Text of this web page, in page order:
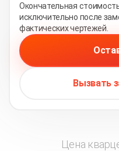
Окончательная
исключительно после
фактических чертежей.
Вызвать
Цена